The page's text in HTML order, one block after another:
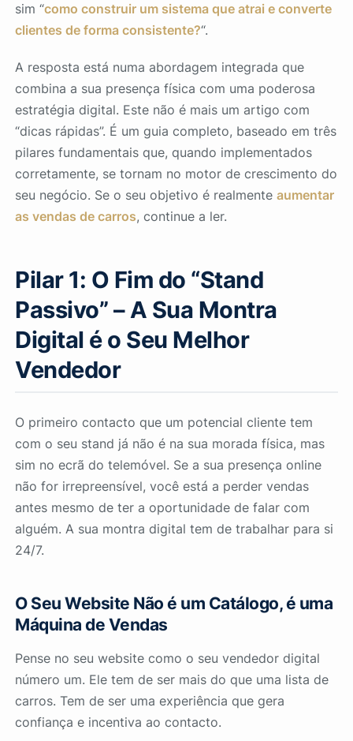
sim “como construir um sistema que atrai e converte
clientes de forma consistente?“.
A resposta está numa abordagem integrada que
combina a sua presença física com uma poderosa
estratégia digital. Este não é mais um artigo com
“dicas rápidas”. É um guia completo, baseado em três
pilares fundamentais que, quando implementados
corretamente, se tornam no motor de crescimento do
seu negócio. Se o seu objetivo é realmenteaumentar
as vendas de carros, continue a ler.
Pilar 1: O Fim do “Stand
Passivo” – A Sua Montra
Digital é o Seu Melhor
Vendedor
O primeiro contacto que um potencial cliente tem
com o seu stand já não é na sua morada física, mas
sim no ecrã do telemóvel. Se a sua presença online
não for irrepreensível, você está a perder vendas
antes mesmo de ter a oportunidade de falar com
alguém. A sua montra digital tem de trabalhar para si
24/7.
O Seu Website Não é um Catálogo, é uma
Máquina de Vendas
Pense no seu website como o seu vendedor digital
número um. Ele tem de ser mais do que uma lista de
carros. Tem de ser uma experiência que gera
confiança e incentiva ao contacto.